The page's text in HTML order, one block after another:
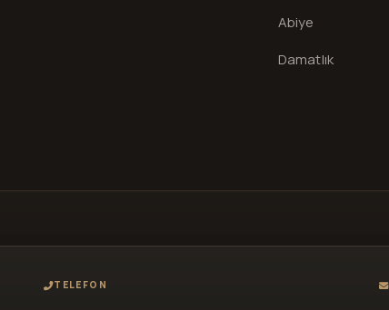
Abiye
Damatlık
TELEFON